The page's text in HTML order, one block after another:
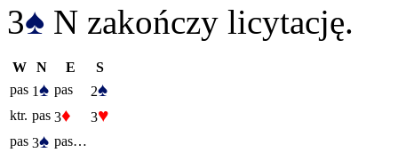
3♠ N zakończy licytację.
W N E
S
pas 1♠ pas 2♠
ktr. pas 3♦ 3♥
pas 3♠ pas…